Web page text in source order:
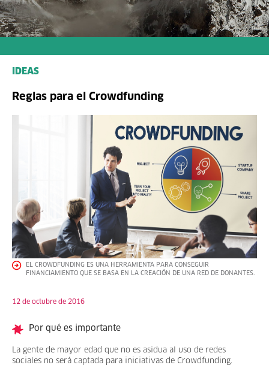
IDEAS
Reglas para el Crowdfunding
EL CROWDFUNDING ES UNA HERRAMIENTA PARA CONSEGUIR
FINANCIAMIENTO QUE SE BASA EN LA CREACIÓN DE UNA RED DE DONANTES.
12 de octubre de 2016
Por qué es importante
La gente de mayor edad que no es asidua al uso de redes
sociales no será captada para iniciativas de Crowdfunding.